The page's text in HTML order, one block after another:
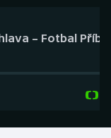
– Fotbal